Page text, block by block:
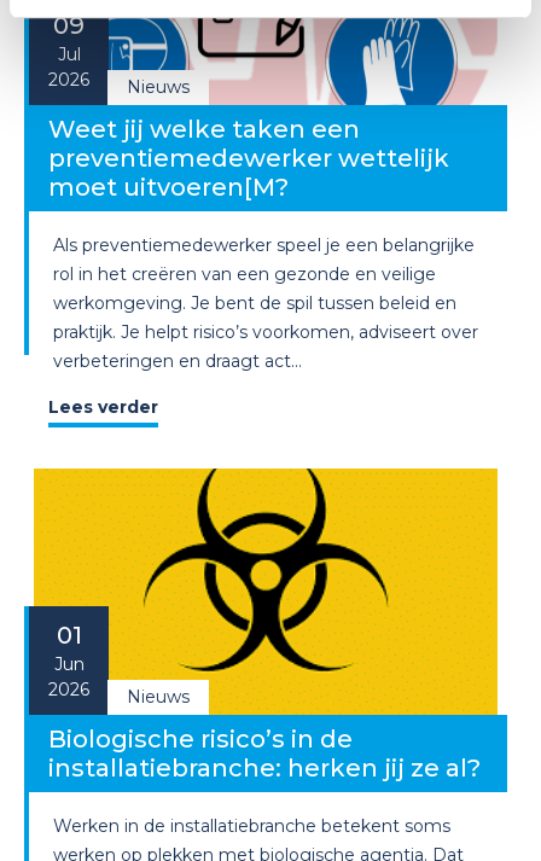
09
Jul
2026
Nieuws
Weet jij welke taken een
preventiemedewerker wettelijk
moet uitvoeren[M?
Als preventiemedewerker speel je een belangrijke
rol in het creëren van een gezonde en veilige
werkomgeving. Je bent de spil tussen beleid en
praktijk. Je helpt risico’s voorkomen, adviseert over
verbeteringen en draagt act...
Lees verder
01
Jun
2026
Nieuws
Biologische risico’s in de
installatiebranche: herken jij ze al?
Werken in de installatiebranche betekent soms
werken op plekken met biologische agentia. Dat